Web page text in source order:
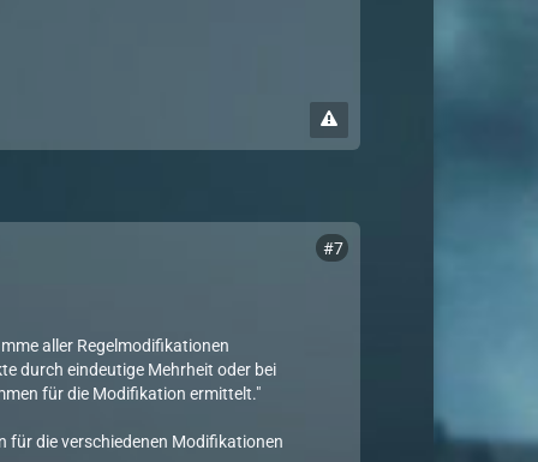
#7
aller Regelmodifikationen
durch eindeutige Mehrheit oder bei
für die Modifikation ermittelt."
für die verschiedenen Modifikationen